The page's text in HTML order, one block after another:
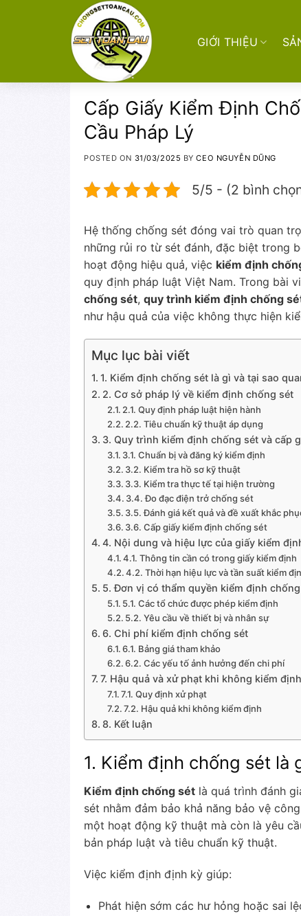
GIỚI THIỆU
Cấp Giấy Kiểm Định
Cầu Pháp Lý
POSTED ON 31/03/2025 BYCEO NGUYỄN DŨNG
5/5 - (2 bình
Hệ thống chống sét đóng vai trò quan
những rủi ro từ sét đánh, đặc biệt trong
hoạt động hiệu quả, việc kiểm định
quy định pháp luật Việt Nam. Trong bài
chống sét, quy trình kiểm định chống
như hậu quả của việc không thực hiện
Mục lục bài viết
1. Kiểm định chống sét là gì và tại sao
2. Cơ sở pháp lý về kiểm định chống sét
2.1. Quy định pháp luật hiện hành
2.2. Tiêu chuẩn kỹ thuật áp dụng
3. Quy trình kiểm định chống sét và cấp
3.1. Chuẩn bị và đăng ký kiểm định
3.2. Kiểm tra hồ sơ kỹ thuật
3.3. Kiểm tra thực tế tại hiện trường
3.4. Đo đạc điện trở chống sét
3.5. Đánh giá kết quả và đề xuất khắc
3.6. Cấp giấy kiểm định chống sét
4. Nội dung và hiệu lực của giấy kiểm
4.1. Thông tin cần có trong giấy kiểm định
4.2. Thời hạn hiệu lực và tần suất kiểm
5. Đơn vị có thẩm quyền kiểm định
5.1. Các tổ chức được phép kiểm định
5.2. Yêu cầu về thiết bị và nhân sự
6. Chi phí kiểm định chống sét
6.1. Bảng giá tham khảo
6.2. Các yếu tố ảnh hưởng đến chi phí
7. Hậu quả và xử phạt khi không kiểm
7.1. Quy định xử phạt
7.2. Hậu quả khi không kiểm định
8. Kết luận
1. Kiểm định chống sét là
Kiểm định chống sét là quá trình đánh
sét nhằm đảm bảo khả năng bảo vệ
một hoạt động kỹ thuật mà còn là yêu
bản pháp luật và tiêu chuẩn kỹ thuật.
Việc kiểm định định kỳ giúp:
Phát hiện sớm các hư hỏng hoặc sai